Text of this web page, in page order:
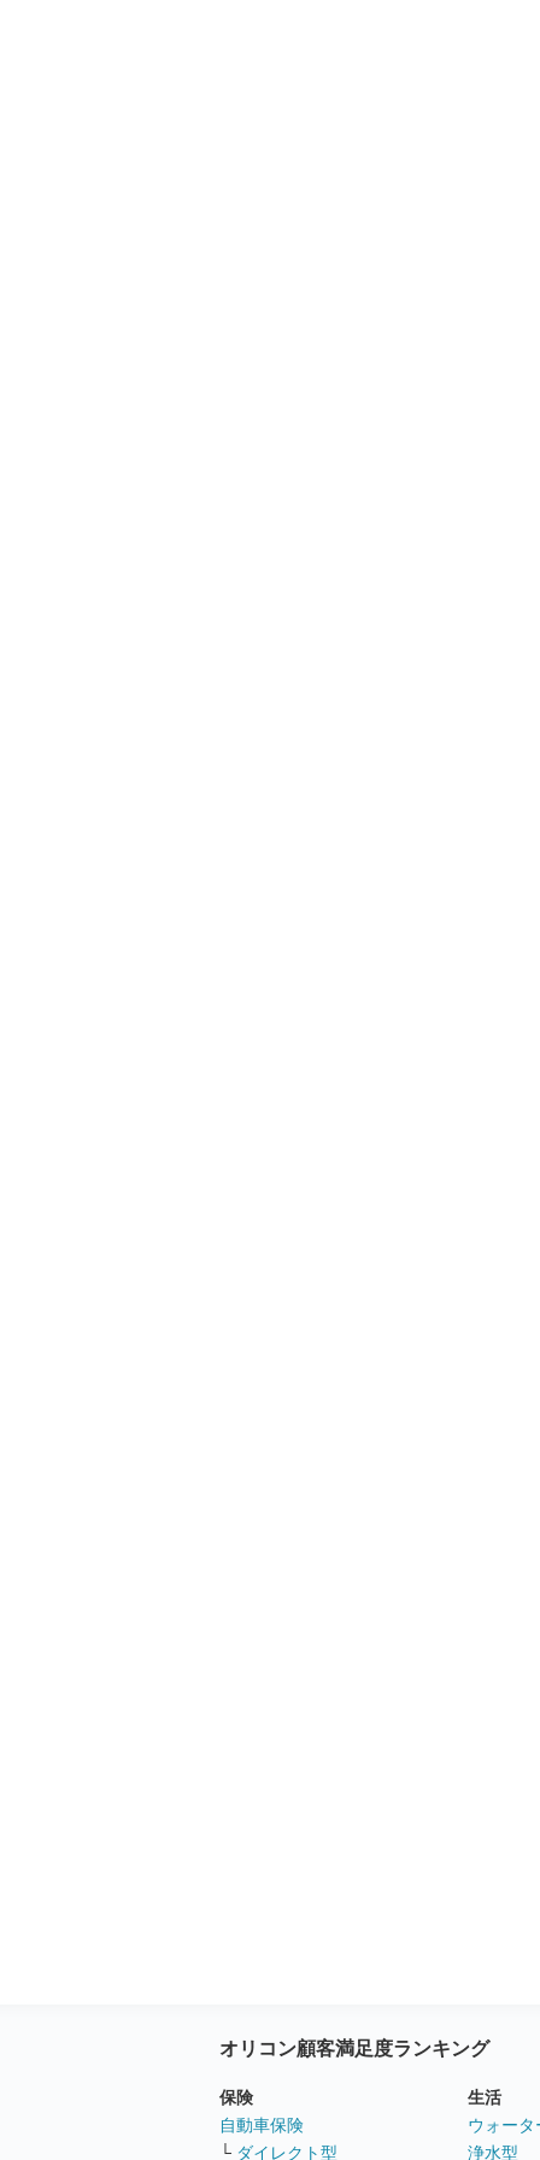
オリコン顧客満足度ランキング
保険
自動車保険
└ ダイレクト型
生活
ウォー
浄水型